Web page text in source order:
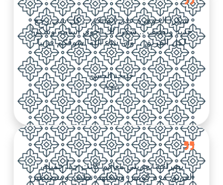
شكرا الجوهرة على اتقانكم .. كل شي رجع
جديد ونظيف .. شكرا لك اخوي اسامه وشكرا
لكل الفريق .. وان شاء الله اشوفكم قريبا
خديجة الحسن
زبونة
بصراحة تجربتي معاكم كانت جداً جميلة،
الفريق مره كويس وشغلهم نظيف ومنضبطين